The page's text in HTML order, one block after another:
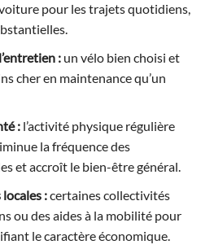
pour les trajets quotidiens,
:un vélo bien choisi et
cher en maintenance qu’un
:l’activité physique régulière
la fréquence des
et accroît le bien-être général.
:certaines collectivités
ou des aides à la mobilité pour
le caractère économique.